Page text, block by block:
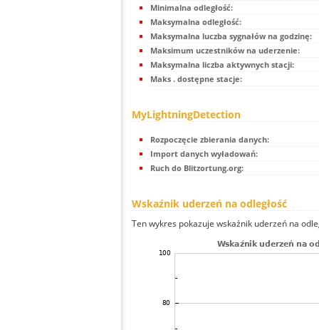
Minimalna odległość:
Maksymalna odległość:
Maksymalna luczba sygnałów na godzinę:
Maksimum uczestników na uderzenie:
Maksymalna liczba aktywnych stacji:
Maks . dostępne stacje:
MyLightningDetection
Rozpoczęcie zbierania danych:
Import danych wyładowań:
Ruch do Blitzortung.org:
Wskaźnik uderzeń na odległość
Ten wykres pokazuje wskaźnik uderzeń na